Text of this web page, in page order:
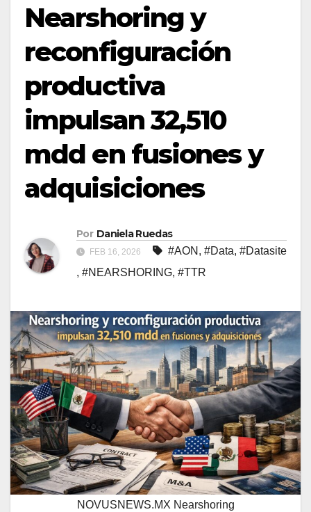
Nearshoring y
reconfiguración
productiva
impulsan 32,510
mdd en fusiones y
adquisiciones
Por Daniela Ruedas
FEB 16, 2026 #AON , #Data, #Datasite
, #NEARSHORING, #TTR
NOVUSNEWS.MX Nearshoring